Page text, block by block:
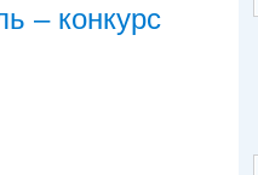
– конкурс